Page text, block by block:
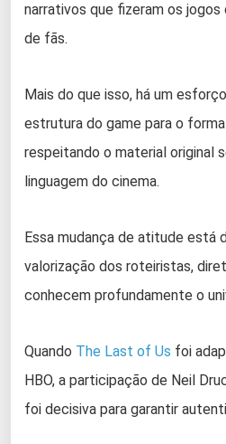
narrativos que fizeram os
de fãs.
Mais do que isso, há um
estrutura do game para o
respeitando o material original
linguagem do cinema.
Essa mudança de atitude está
valorização dos roteiristas,
conhecem profundamente o
Quando The Last of Us foi
HBO, a participação de Neil
foi decisiva para garantir